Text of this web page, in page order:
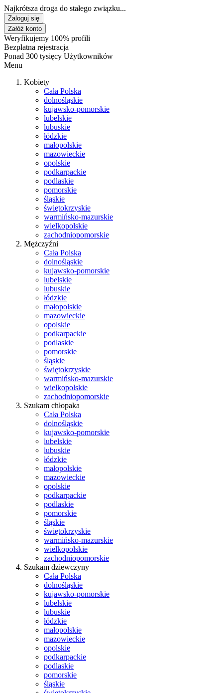
Najkrótsza droga do stałego związku...
Zaloguj się
Załóż konto
Weryfikujemy 100% profili
Bezpłatna rejestracja
Ponad 300 tysięcy Użytkowników
Menu
Kobiety
Cała Polska
dolnośląskie
kujawsko-pomorskie
lubelskie
lubuskie
łódzkie
małopolskie
mazowieckie
opolskie
podkarpackie
podlaskie
pomorskie
śląskie
świętokrzyskie
warmińsko-mazurskie
wielkopolskie
zachodniopomorskie
Mężczyźni
Cała Polska
dolnośląskie
kujawsko-pomorskie
lubelskie
lubuskie
łódzkie
małopolskie
mazowieckie
opolskie
podkarpackie
podlaskie
pomorskie
śląskie
świętokrzyskie
warmińsko-mazurskie
wielkopolskie
zachodniopomorskie
Szukam chłopaka
Cała Polska
dolnośląskie
kujawsko-pomorskie
lubelskie
lubuskie
łódzkie
małopolskie
mazowieckie
opolskie
podkarpackie
podlaskie
pomorskie
śląskie
świętokrzyskie
warmińsko-mazurskie
wielkopolskie
zachodniopomorskie
Szukam dziewczyny
Cała Polska
dolnośląskie
kujawsko-pomorskie
lubelskie
lubuskie
łódzkie
małopolskie
mazowieckie
opolskie
podkarpackie
podlaskie
pomorskie
śląskie